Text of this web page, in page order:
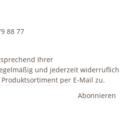
88 77
Ihrer
und jederzeit widerruflich
per E-Mail zu.
Abonnieren